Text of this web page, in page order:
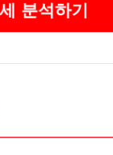
분석하기